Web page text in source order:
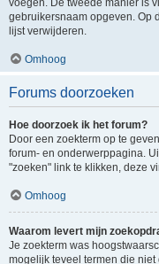
voegen. De tweede manier is
gebruikersnaam opgeven. Op
lijst verwijderen.
Omhoog
Forums doorzoeken
Hoe doorzoek ik het forum?
Door een zoekterm op te
forum- en onderwerppagina.
"zoeken" link te klikken, deze
Omhoog
Waarom levert mijn
Je zoekterm was
mogelijk teveel termen die